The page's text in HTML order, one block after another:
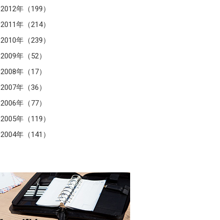
2012年（199）
2011年（214）
2010年（239）
2009年（52）
2008年（17）
2007年（36）
2006年（77）
2005年（119）
2004年（141）